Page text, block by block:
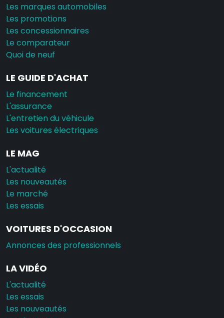
Les marques automobiles
Les promotions
Les concessionnaires
Le comparateur
Quoi de neuf
LE GUIDE D'ACHAT
Le financement
L'assurance
L'entretien du véhicule
Les voitures électriques
LE MAG
L'actualité
Les nouveautés
Le marché
Les essais
VOITURES D'OCCASION
Annonces des professionnels
LA VIDÉO
L'actualité
Les essais
Les nouveautés